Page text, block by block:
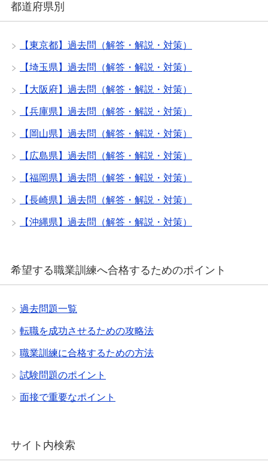
都道府県別
【東京都】過去問（解答・解説・対策）
【埼玉県】過去問（解答・解説・対策）
【大阪府】過去問（解答・解説・対策）
【兵庫県】過去問（解答・解説・対策）
【岡山県】過去問（解答・解説・対策）
【広島県】過去問（解答・解説・対策）
【福岡県】過去問（解答・解説・対策）
【長崎県】過去問（解答・解説・対策）
【沖縄県】過去問（解答・解説・対策）
希望する職業訓練へ合格するためのポイント
過去問題一覧
転職を成功させるための攻略法
職業訓練に合格するための方法
試験問題のポイント
面接で重要なポイント
サイト内検索